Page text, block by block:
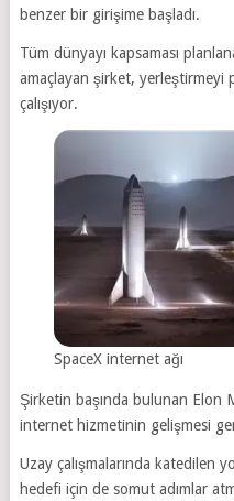
benzer bir girişime başladı.
Tüm dünyayı kapsaması
amaçlayan şirket, yerleştirmeyi
çalışıyor.
SpaceX internet ağı
Şirketin başında bulunan Elon
internet hizmetinin gelişmesi
Uzay çalışmalarında katedilen
hedefi için de somut adımlar